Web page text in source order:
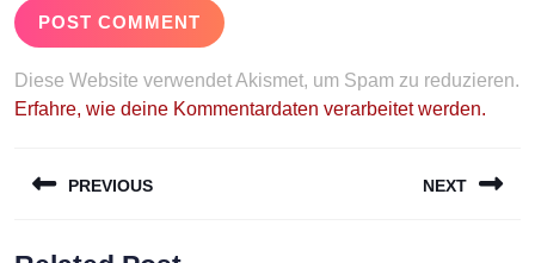
Diese Website verwendet Akismet, um Spam zu reduzieren.
Erfahre, wie deine Kommentardaten verarbeitet werden.
PREVIOUS NEXT